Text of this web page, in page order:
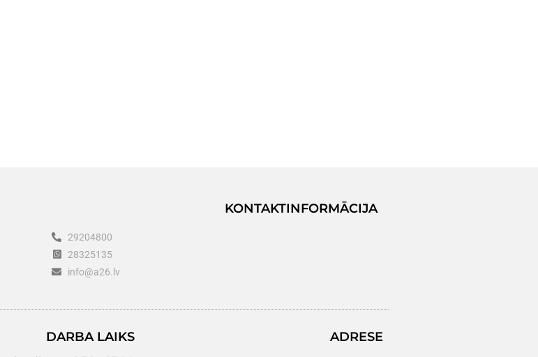
KONTAKTINFORMĀCIJA
29204800
28325135
info@a26.lv
DARBA LAIKS ADRESE